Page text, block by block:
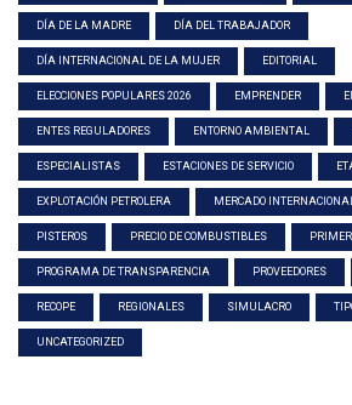
DÍA DE LA MADRE DÍA DEL TRABAJADOR
DÍA INTERNACIONAL DE LA MUJER EDITORIAL
ELECCIONES POPULARES 2026 EMPRENDER
ENTES REGULADORES ENTORNO AMBIENTAL
ESPECIALISTAS ESTACIONES DE SERVICIO
EXPLOTACIÓN PETROLERA MERCADO
PISTEROS PRECIO DE COMBUSTIBLES
PROGRAMA DE TRANSPARENCIA PROVEEDORES
RECOPE REGIONALES SIMULACRO
UNCATEGORIZED